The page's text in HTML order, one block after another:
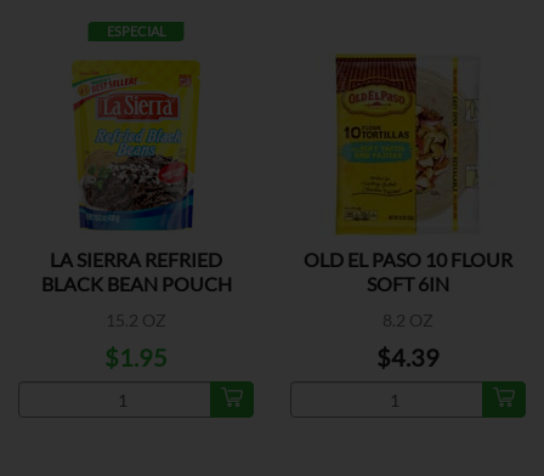
ESPECIAL
LA SIERRA REFRIED
BLACK BEAN POUCH
15.2 OZ
$1.95
OLD EL PASO 10 FLOUR
SOFT 6IN
8.2 OZ
$4.39